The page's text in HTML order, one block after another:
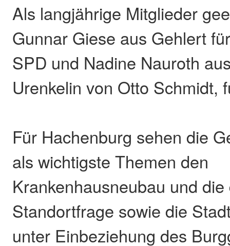
Als langjährige Mitglieder
Gunnar Giese aus Gehlert
SPD und Nadine Nauroth
Urenkelin von Otto Schmidt,
Für Hachenburg sehen die
als wichtigste Themen den
Krankenhausneubau und
Standortfrage sowie die
unter Einbeziehung des